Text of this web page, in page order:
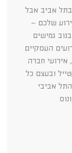
אביב אבל
שלכם –
גמישים
העסקיים
אירועי חברה
ובעצם כל
אביבי